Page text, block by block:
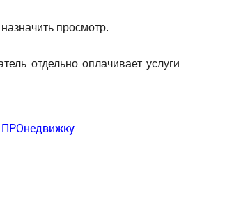
просмотр.
отдельно оплачивает услуги
ПРОнедвижку